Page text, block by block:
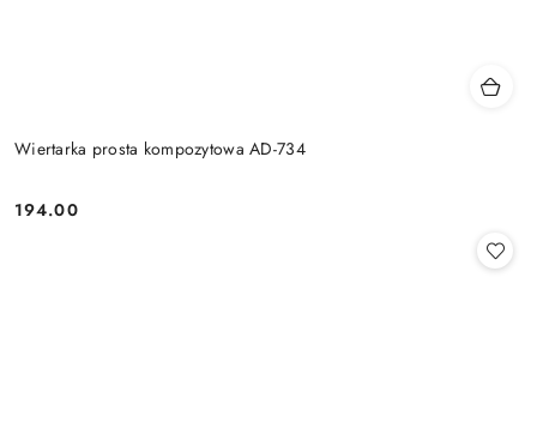
Wiertarka prosta kompozytowa AD-734
Cena:
194.00